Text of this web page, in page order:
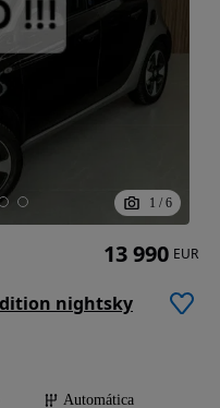
1 / 6
nightsky
Automática
13 990 EUR